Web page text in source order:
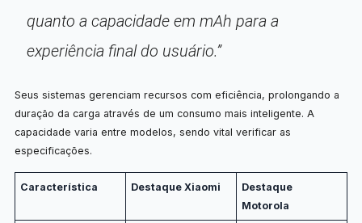
quanto a capacidade em mAh para a
experiência final do usuário.”
Seus sistemas gerenciam recursos com eficiência, prolongando a
duração da carga através de um consumo mais inteligente. A
capacidade varia entre modelos, sendo vital verificar as
especificações.
Característica Destaque Xiaomi
Destaque
Motorola